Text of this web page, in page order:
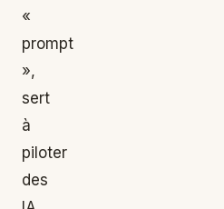
«
prompt
»,
sert
à
piloter
des